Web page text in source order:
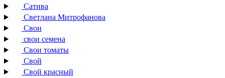
Сатива
Светлана Митрофанова
Свои
свои семена
Свои томаты
Свой
Свой красный